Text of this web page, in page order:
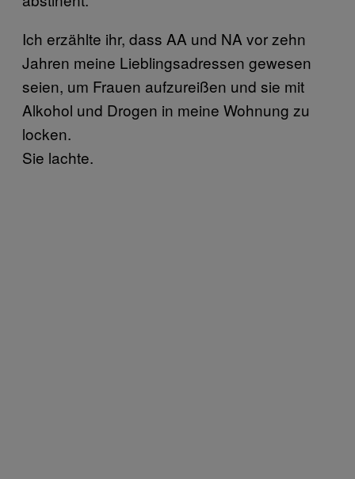
Ich erzählte ihr, dass AA und NA vor zehn
Jahren meine Lieblingsadressen gewesen
seien, um Frauen aufzureißen und sie mit
Alkohol und Drogen in meine Wohnung zu
locken.
Sie lachte.